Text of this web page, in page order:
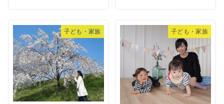
子ども・家族 子ども・家族